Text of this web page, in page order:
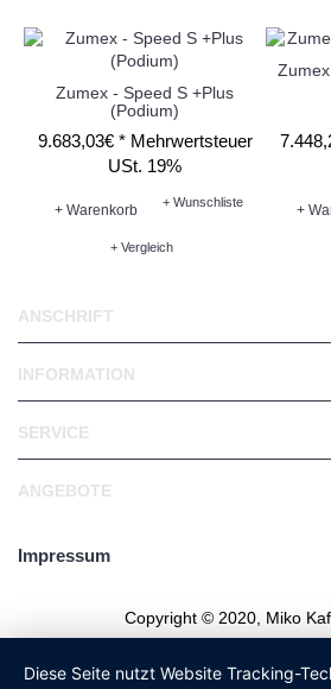
Zumex - Speed S +Plus
(Podium)
9.683,03€ * Mehrwertsteuer
USt. 19%
+ Warenkorb + Wunschliste
+ Vergleich
+
ANSCHRIFT
INFORMATION
SERVICE
ANGEBOTE
Impressum
Copyright © 2020, Miko
Diese Seite nutzt Website Tracking-